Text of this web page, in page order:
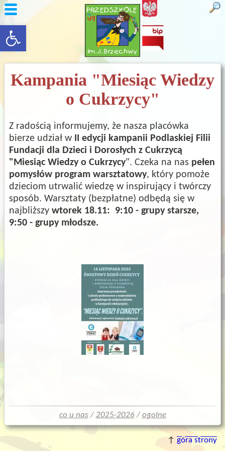
rozwiń/zwiń panel
Kampania "Miesiąc Wiedzy
o Cukrzycy"
Z radością informujemy, że nasza placówka
bierze udział w
edycji kampanii Podlaskiej Filii
Fundacji dla Dzieci i Dorosłych z Cukrzycą
"Miesiąc Wiedzy o Cukrzycy". Czeka na nas pełen
pomysłów program warsztatowy, który pomoże
dzieciom utrwalić wiedzę w inspirujący i twórczy
sposób. Warsztaty (bezpłatne) odbędą się w
najbliższy wtorek 18.11: 9:10 - grupy starsze,
9:50 - grupy młodsze.
co u nas / 2025-2026 / ogolne
↑ góra strony